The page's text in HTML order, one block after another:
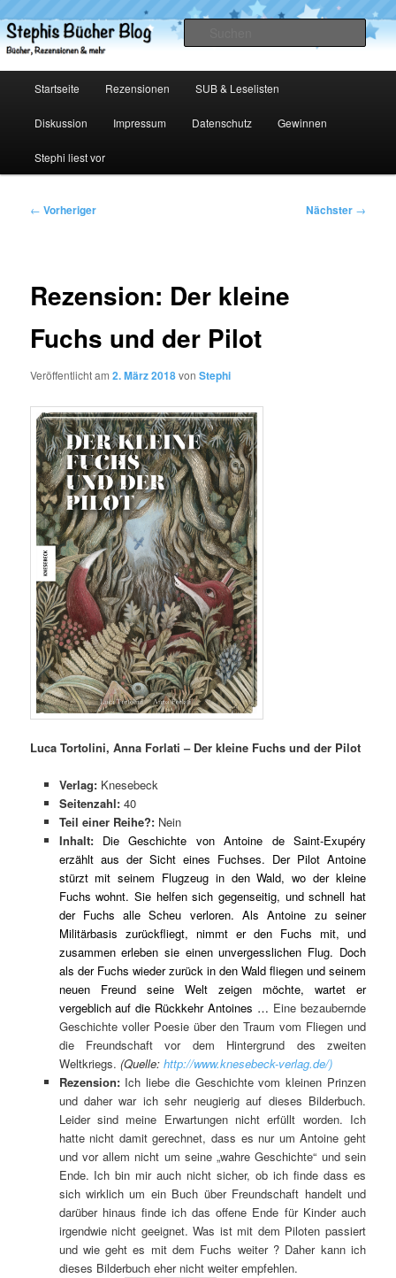
primären
Inhalt
Stephis Bücher Blog
Startseite Rezensionen SUB & Leselisten
Diskussion Impressum Datenschutz Gewinnen
Stephi liest vor
Beitragsnavigation
← Vorheriger Nächster →
Rezension: Der kleine
Fuchs und der Pilot
Veröffentlicht am2. März 2018vonStephi
Luca Tortolini, Anna Forlati – Der kleine Fuchs und der Pilot
Verlag: Knesebeck
Seitenzahl:40
Teil einer Reihe?: Nein
Inhalt: Die Geschichte von Antoine de Saint-Exupéry
erzählt aus der Sicht eines Fuchses. Der Pilot Antoine
stürzt mit seinem Flugzeug in den Wald, wo der kleine
Fuchs wohnt. Sie helfen sich gegenseitig, und schnell hat
der Fuchs alle Scheu verloren. Als Antoine zu seiner
Militärbasis zurückfliegt, nimmt er den Fuchs mit, und
zusammen erleben sie einen unvergesslichen Flug. Doch
als der Fuchs wieder zurück in den Wald fliegen und seinem
neuen Freund seine Welt zeigen möchte, wartet er
vergeblich auf die Rückkehr Antoines … Eine bezaubernde
Geschichte voller Poesie über den Traum vom Fliegen und
die Freundschaft vor dem Hintergrund des zweiten
Weltkriegs. (Quelle: http://www.knesebeck-verlag.de/)
Rezension: Ich liebe die Geschichte vom kleinen Prinzen
und daher war ich sehr neugierig auf dieses Bilderbuch.
Leider sind meine Erwartungen nicht erfüllt worden. Ich
hatte nicht damit gerechnet, dass es nur um Antoine geht
und vor allem nicht um seine „wahre Geschichte“ und sein
Ende. Ich bin mir auch nicht sicher, ob ich finde dass es
sich wirklich um ein Buch über Freundschaft handelt und
darüber hinaus finde ich das offene Ende für Kinder auch
irgendwie nicht geeignet. Was ist mit dem Piloten passiert
und wie geht es mit dem Fuchs weiter ? Daher kann ich
dieses Bilderbuch eher nicht weiter empfehlen.